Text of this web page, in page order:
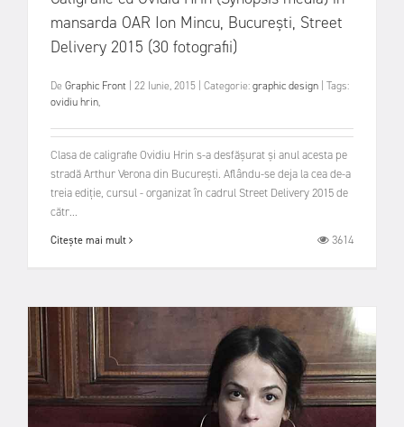
mansarda OAR Ion Mincu, București, Street
Delivery 2015 (30 fotografii)
De Graphic Front 22 Iunie, 2015 Categorie:graphic design Tags:
ovidiu hrin,
Clasa de caligrafie Ovidiu Hrin s-a desfăşurat şi anul acesta pe
stradă Arthur Verona din Bucureşti. Aflându-se deja la cea de-a
treia ediţie, cursul - organizat în cadrul Street Delivery 2015 de
cătr...
Citește mai mult 3614